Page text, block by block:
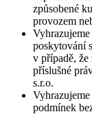
způsobené
provozem
poskytování
v případě,
příslušné
s.r.o.
podmínek